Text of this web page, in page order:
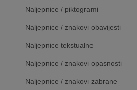
Naljepnice / piktogrami
Naljepnice / znakovi obavijesti
Naljepnice tekstualne
Naljepnice / znakovi opasnosti
Naljepnice / znakovi zabrane